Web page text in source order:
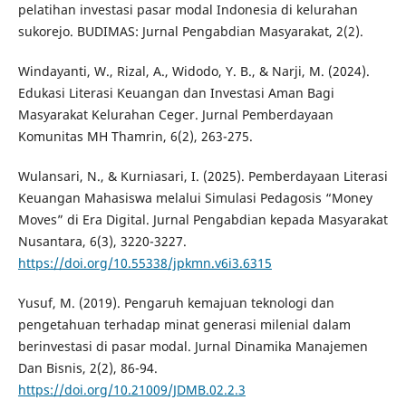
pelatihan investasi pasar modal Indonesia di kelurahan
sukorejo. BUDIMAS: Jurnal Pengabdian Masyarakat, 2(2).
Windayanti, W., Rizal, A., Widodo, Y. B., & Narji, M. (2024).
Edukasi Literasi Keuangan dan Investasi Aman Bagi
Masyarakat Kelurahan Ceger. Jurnal Pemberdayaan
Komunitas MH Thamrin, 6(2), 263-275.
Wulansari, N., & Kurniasari, I. (2025). Pemberdayaan Literasi
Keuangan Mahasiswa melalui Simulasi Pedagosis “Money
Moves” di Era Digital. Jurnal Pengabdian kepada Masyarakat
Nusantara, 6(3), 3220-3227.
https://doi.org/10.55338/jpkmn.v6i3.6315
Yusuf, M. (2019). Pengaruh kemajuan teknologi dan
pengetahuan terhadap minat generasi milenial dalam
berinvestasi di pasar modal. Jurnal Dinamika Manajemen
Dan Bisnis, 2(2), 86-94.
https://doi.org/10.21009/JDMB.02.2.3